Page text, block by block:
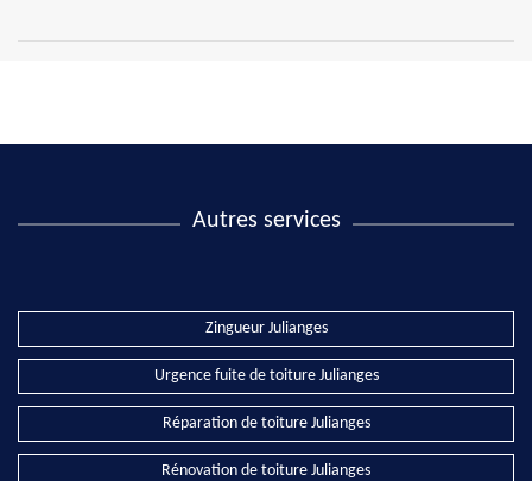
Autres services
Zingueur Julianges
Urgence fuite de toiture Julianges
Réparation de toiture Julianges
Rénovation de toiture Julianges